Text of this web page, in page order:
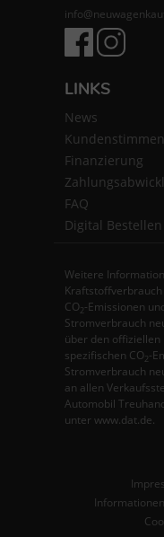
LINKS
News
Kundenstimmen
Finanzierung
FAQ
Digital Bestellen
Weitere
CO2-Emissionen
Stromverbrauch
über den
spezifischen CO2-
Stromverbrauch
an allen
Automobil
unter www.dat.de.